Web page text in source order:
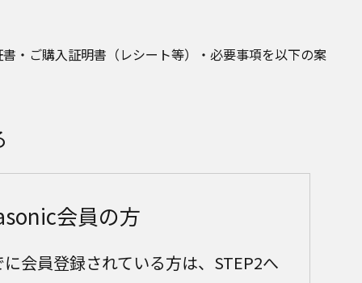
・ご購入証明書（レシート等）・必要事項を以下の案
会員の方
会員登録されている方は、STEP2へ